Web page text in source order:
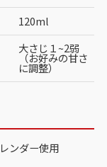
120ml
大さじ１~2弱
（お好みの甘さ
に調整）
ンダー使用